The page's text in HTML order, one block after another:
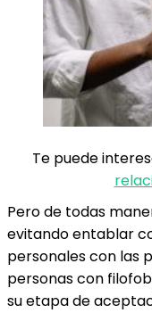
Te puede
Pero de todas
evitando entablar
personales con las
personas con
su etapa de